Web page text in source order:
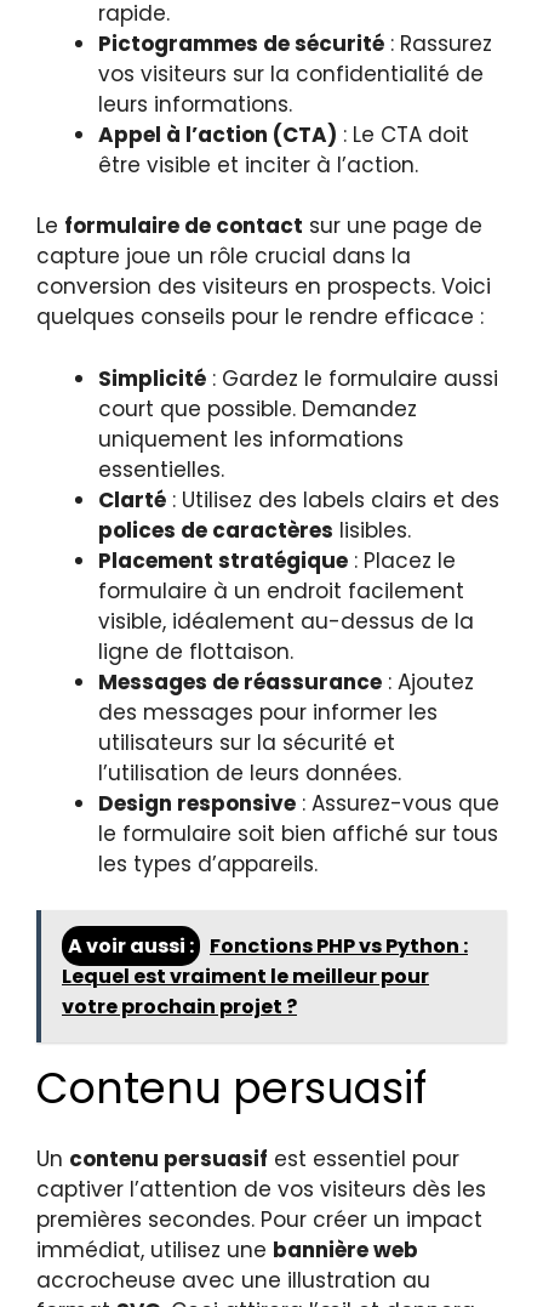
rapide.
Pictogrammes de sécurité : Rassurez
vos visiteurs sur la confidentialité de
leurs informations.
Appel à l’action (CTA) : Le CTA doit
être visible et inciter à l’action.
Le formulaire de contact sur une page de
capture joue un rôle crucial dans la
conversion des visiteurs en prospects. Voici
quelques conseils pour le rendre efficace :
Simplicité : Gardez le formulaire aussi
court que possible. Demandez
uniquement les informations
essentielles.
Clarté : Utilisez des labels clairs et des
polices de caractères lisibles.
Placement stratégique : Placez le
formulaire à un endroit facilement
visible, idéalement au-dessus de la
ligne de flottaison.
Messages de réassurance : Ajoutez
des messages pour informer les
utilisateurs sur la sécurité et
l’utilisation de leurs données.
Design responsive : Assurez-vous que
le formulaire soit bien affiché sur tous
les types d’appareils.
A voir aussi :
Fonctions PHP vs Python :
Lequel est vraiment le meilleur pour
votre prochain projet ?
Contenu persuasif
Un contenu persuasif est essentiel pour
captiver l’attention de vos visiteurs dès les
premières secondes. Pour créer un impact
immédiat, utilisez une bannière web
accrocheuse avec une illustration au